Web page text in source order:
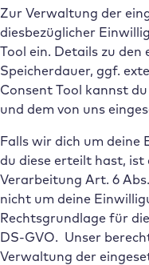
Zur Verwaltung der
diesbezüglicher
Tool ein. Details zu den
Speicherdauer, ggf.
Consent Tool kannst
und dem von uns
Falls wir dich um deine
du diese erteilt hast,
Verarbeitung Art. 6
nicht um deine
Rechtsgrundlage für
DS-GVO. Unser
Verwaltung der